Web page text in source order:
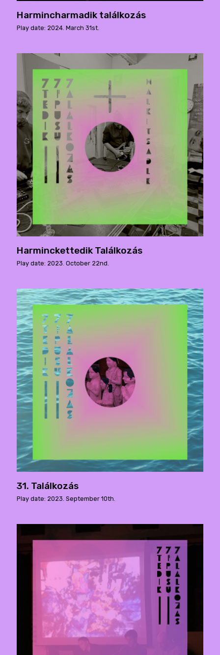
Harmincharmadik találkozás
Play date: 2024. March 31st.
Harminckettedik Találkozás
Play date: 2023. October 22nd.
31. Találkozás
Play date: 2023. September 10th.